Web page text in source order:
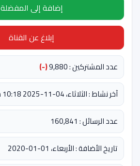
إضافة إلى المفضلة
إبلاغ عن القناة
عدد المشتركين : 9,880
(-)
آخر نشاط : الثلاثاء، 04-11-2025 10:18 صباحاً
عدد الرسائل : 160,841
تاريخ الأضافة : الأربعاء، 01-01-2020